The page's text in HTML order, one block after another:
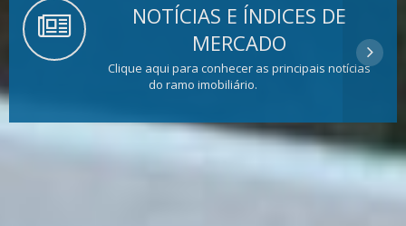
NOTÍCIAS E ÍNDICES DE
MERCADO
Clique aqui para conhecer as principais notícias
do ramo imobiliário.